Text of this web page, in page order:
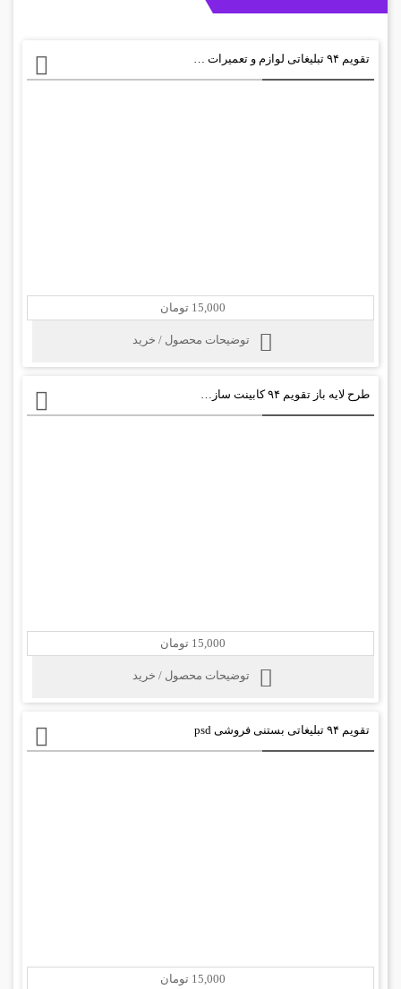
تقویم ۹۴ تبلیغاتی لوازم و تعمیرات کامپیوتر psd
15,000 تومان
توضیحات محصول / خرید
طرح لایه باز تقویم ۹۴ کابینت سازی psd
15,000 تومان
توضیحات محصول / خرید
تقویم ۹۴ تبلیغاتی بستنی فروشی psd
15,000 تومان